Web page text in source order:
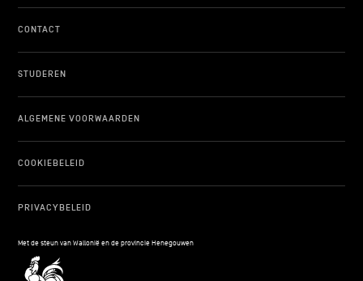
CONTACT
STUDEREN
ALGEMENE VOORWAARDEN
COOKIEBELEID
PRIVACYBELEID
Met de steun van Wallonië en de provincie Henegouwen